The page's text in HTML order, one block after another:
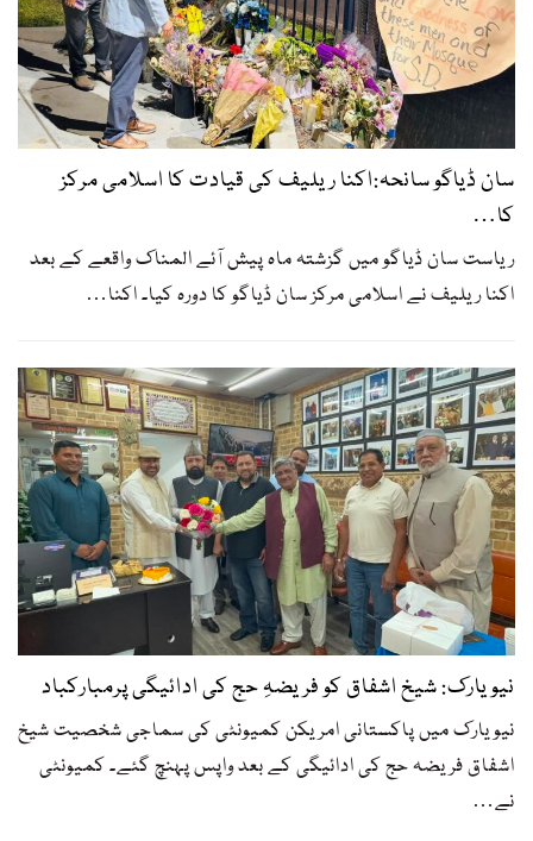
سان ڈیاگو سانحہ:اکنا ریلیف کی قیادت کا اسلامی مرکز
کا…
ریاست سان ڈیاگو میں گزشتہ ماہ پیش آئے المناک واقعے کے بعد
اکنا ریلیف نے اسلامی مرکز سان ڈیاگو کا دورہ کیا۔ اکنا…
نیویارک: شیخ اشفاق کو فریضہِ حج کی ادائیگی پرمبارکباد
نیویارک میں پاکستانی امریکن کمیونٹی کی سماجی شخصیت شیخ
اشفاق فریضہ حج کی ادائیگی کے بعد واپس پہنچ گئے۔ کمیونٹی
نے…